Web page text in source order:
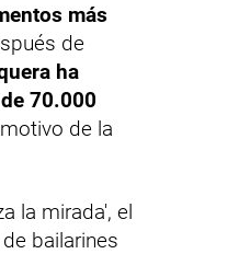
más
de
ha
70.000
de la
la mirada', el
bailarines